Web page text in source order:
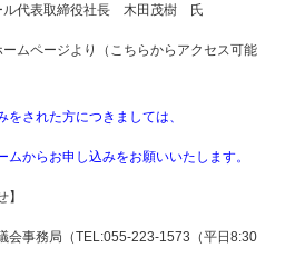
代表取締役社長 木田茂樹 氏
ムページより（ こちらからアクセス可能
された方につきましては、
からお申し込みをお願いいたします。
会事務局（TEL:055-223-1573（平日8:30